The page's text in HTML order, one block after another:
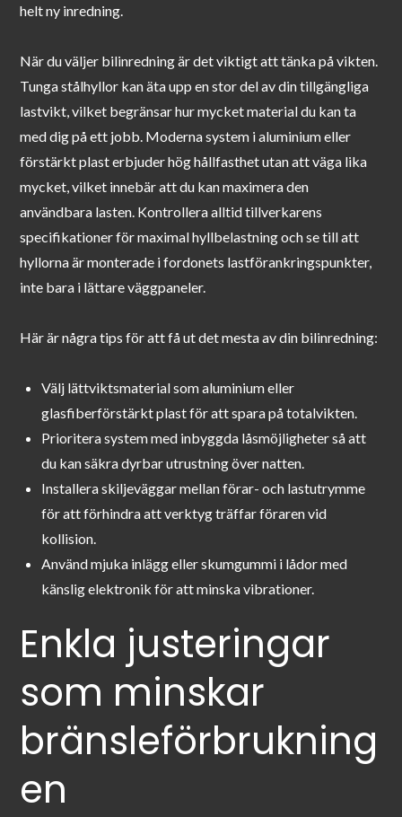
helt ny inredning.
När du väljer bilinredning är det viktigt att tänka på vikten.
Tunga stålhyllor kan äta upp en stor del av din tillgängliga
lastvikt, vilket begränsar hur mycket material du kan ta
med dig på ett jobb. Moderna system i aluminium eller
förstärkt plast erbjuder hög hållfasthet utan att väga lika
mycket, vilket innebär att du kan maximera den
användbara lasten. Kontrollera alltid tillverkarens
specifikationer för maximal hyllbelastning och se till att
hyllorna är monterade i fordonets lastförankringspunkter,
inte bara i lättare väggpaneler.
Här är några tips för att få ut det mesta av din bilinredning:
Välj lättviktsmaterial som aluminium eller
glasfiberförstärkt plast för att spara på totalvikten.
Prioritera system med inbyggda låsmöjligheter så att
du kan säkra dyrbar utrustning över natten.
Installera skiljeväggar mellan förar- och lastutrymme
för att förhindra att verktyg träffar föraren vid
kollision.
Använd mjuka inlägg eller skumgummi i lådor med
känslig elektronik för att minska vibrationer.
Enkla justeringar
som minskar
bränsleförbrukning
en